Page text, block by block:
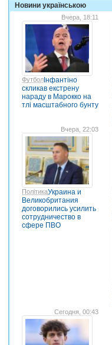
Новини українською
Вчера, 18:11
ФутболІнфантіно
скликав екстрену
нараду в Марокко на
тлі масштабного бунту
Вчера, 22:03
ПолітикаУкраина и
Великобритания
договорились усилить
сотрудничество в
сфере ПВО
Сегодня, 00:43